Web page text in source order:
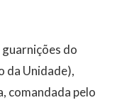
do
da Unidade),
comandada pelo